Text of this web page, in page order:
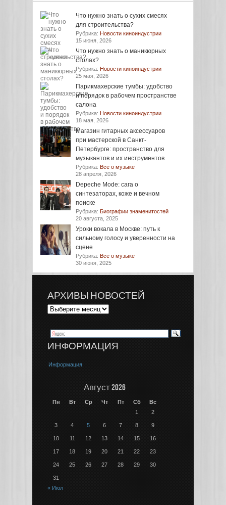
Что нужно знать о сухих смесях
для строительства?
Рубрика: Новости киноиндустрии
15 июня, 2026
Что нужно знать о маникюрных
столах?
Рубрика: Новости киноиндустрии
25 мая, 2026
Парикмахерские тумбы: удобство
и порядок в рабочем пространстве
салона
Рубрика: Новости киноиндустрии
18 мая, 2026
Магазин гитарных аксессуаров
при мастерской в Санкт-
Петербурге: пространство для
музыкантов и их инструментов
Рубрика: Все о музыке
28 апреля, 2026
Depeche Mode: сага о
синтезаторах, коже и вечном
поиске
Рубрика: Биографии знаменитостей
20 августа, 2025
Уроки вокала в Москве: путь к
сильному голосу и уверенности на
сцене
Рубрика: Все о музыке
30 июня, 2025
АРХИВЫ НОВОСТЕЙ
ИНФОРМАЦИЯ
Информация
Август 2026
Пн Вт Ср Чт Пт Сб
Вс
1
2
3 4 5 6 7 8 9
10 11 12 13 14 15 16
17 18 19 20 21 22 23
24 25 26 27 28 29 30
31
« Июл